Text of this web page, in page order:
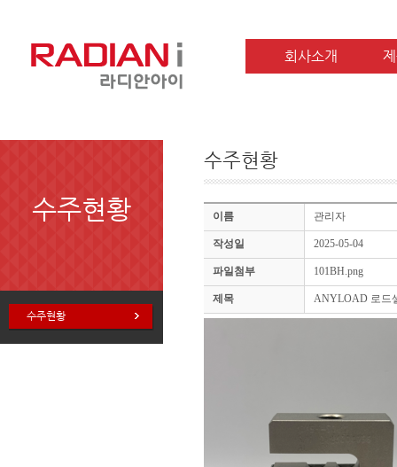
회사소개
수주현황
수주현황
수주현황
이름 관리자
작성일 2025-05-04
파일첨부 101BH.png
제목 ANYLOAD 로드